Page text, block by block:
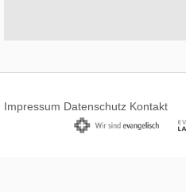
Impressum Datenschutz Kontakt